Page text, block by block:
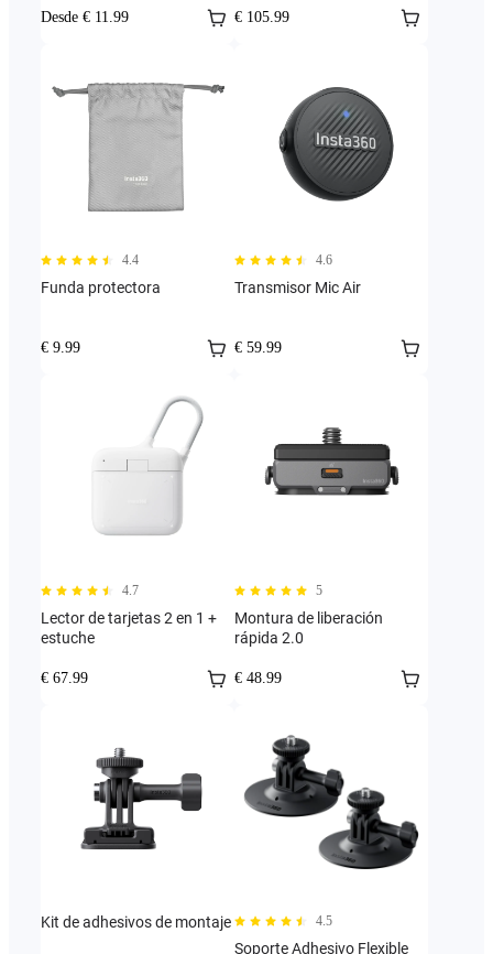
Desde € 11.99 € 105.99
4.4
Funda protectora
€ 9.99
4.6
Transmisor Mic Air
€ 59.99
4.7
Lector de tarjetas 2 en 1 +
estuche
€ 67.99
5
Montura de liberación
rápida 2.0
€ 48.99
Kit de adhesivos de montaje 4.5
Soporte Adhesivo Flexible